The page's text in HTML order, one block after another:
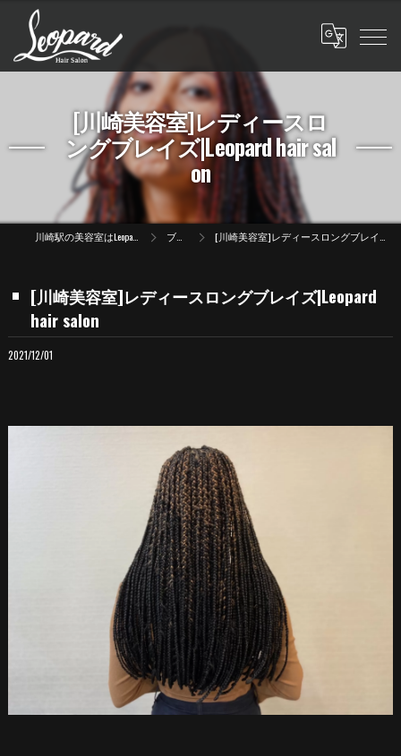
[川崎美容室]レディースロ
ングブレイズ|Leopard hair sal
on
川崎駅の美容室はLeopard hair salon ブログ [川崎美容室]レディースロングブレイズ|Leopard hair salon
[川崎美容室]レディースロングブレイズ|Leopard
hair salon
2021/12/01